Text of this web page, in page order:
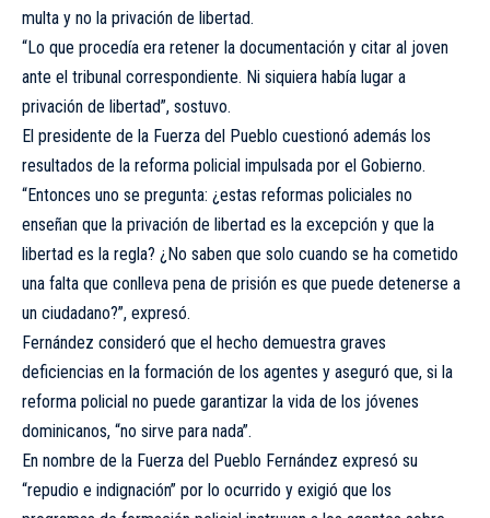
multa y no la privación de libertad.
“Lo que procedía era retener la documentación y citar al joven
ante el tribunal correspondiente. Ni siquiera había lugar a
privación de libertad”, sostuvo.
El presidente de la Fuerza del Pueblo cuestionó además los
resultados de la reforma policial impulsada por el Gobierno.
“Entonces uno se pregunta: ¿estas reformas policiales no
enseñan que la privación de libertad es la excepción y que la
libertad es la regla? ¿No saben que solo cuando se ha cometido
una falta que conlleva pena de prisión es que puede detenerse a
un ciudadano?”, expresó.
Fernández consideró que el hecho demuestra graves
deficiencias en la formación de los agentes y aseguró que, si la
reforma policial no puede garantizar la vida de los jóvenes
dominicanos, “no sirve para nada”.
En nombre de la Fuerza del Pueblo Fernández expresó su
“repudio e indignación” por lo ocurrido y exigió que los